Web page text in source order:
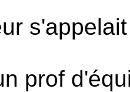
prof